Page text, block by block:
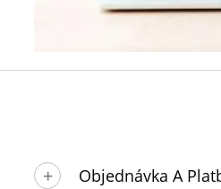
Objednávka A